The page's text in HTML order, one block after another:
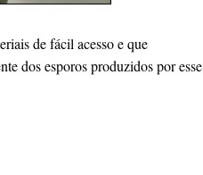
de fácil acesso e que
dos esporos produzidos por esse